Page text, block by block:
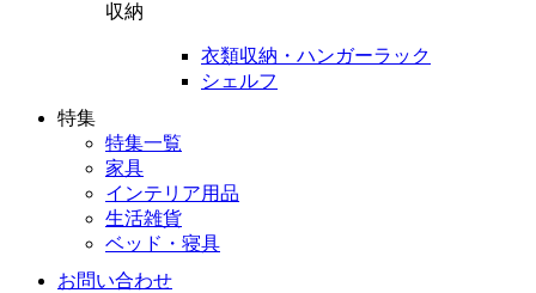
収納
衣類収納・ハンガーラック
シェルフ
特集
特集一覧
家具
インテリア用品
生活雑貨
ベッド・寝具
お問い合わせ